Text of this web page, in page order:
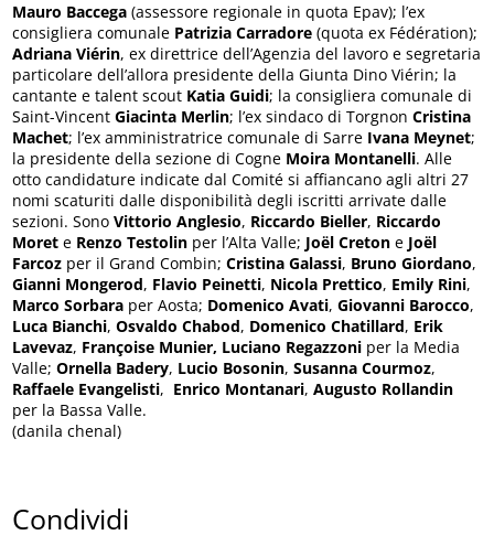
Mauro Baccega (assessore regionale in quota Epav); l’ex
consigliera comunale Patrizia Carradore (quota ex Fédération);
Adriana Viérin, ex direttrice dell’Agenzia del lavoro e segretaria
particolare dell’allora presidente della Giunta Dino Viérin; la
cantante e talent scout Katia Guidi; la consigliera comunale di
Saint-VincentGiacinta Merlin; l’ex sindaco di TorgnonCristina
Machet; l’ex amministratrice comunale di Sarre Ivana Meynet;
la presidente della sezione di Cogne Moira Montanelli. Alle
otto candidature indicate dal Comité si affiancano agli altri 27
nomi scaturiti dalle disponibilità degli iscritti arrivate dalle
sezioni. SonoVittorio Anglesio, Riccardo Bieller, Riccardo
Moret e Renzo Testolin per l’Alta Valle; Joël Creton e Joël
Farcoz per il Grand Combin;Cristina Galassi, Bruno Giordano,
Gianni Mongerod, Flavio Peinetti, Nicola Prettico, Emily Rini,
Marco Sorbara per Aosta; Domenico Avati,Giovanni Barocco,
Luca Bianchi,Osvaldo Chabod, Domenico Chatillard, Erik
Lavevaz, Françoise Munier, Luciano Regazzoni per la Media
Valle; Ornella Badery, Lucio Bosonin,Susanna Courmoz,
Raffaele Evangelisti, Enrico Montanari,Augusto Rollandin
per la Bassa Valle.
(danila chenal)
Condividi